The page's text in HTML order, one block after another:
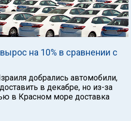
на 10% в сравнении с
добрались автомобили,
в декабре, но из-за
в Красном море доставка